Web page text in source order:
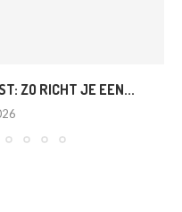
ZO RICHT JE EEN...